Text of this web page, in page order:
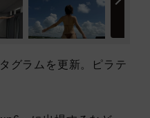
グラムを更新。ピラテ